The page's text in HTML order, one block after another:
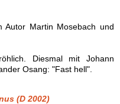
Autor Martin Mosebach und
Diesmal mit Johann
Osang: "Fast hell".
(D 2002)